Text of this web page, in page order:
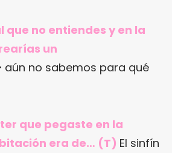
que no entiendes y en la
un
aún no sabemos para qué
que pegaste en la
era de… (T) El sinfín